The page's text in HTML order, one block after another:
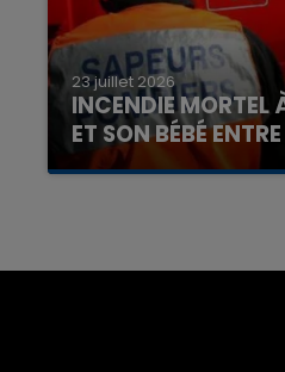
23 juillet 2026
INCENDIE MORTEL
ET SON BÉBÉ
Un homme s'est